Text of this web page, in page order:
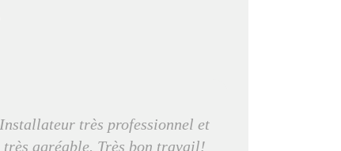
Installateur très professionnel et
très agréable. Très bon travail!